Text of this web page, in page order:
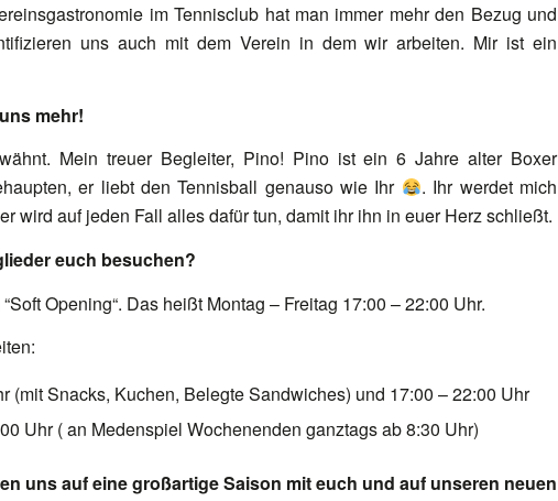
im Tennisclub hat man immer mehr den Bezug und
uns auch mit dem Verein in dem wir arbeiten. Mir ist ein
mehr!
Mein treuer Begleiter, Pino! Pino ist ein 6 Jahre alter Boxer
er liebt den Tennisball genauso wie Ihr
. Ihr werdet mich
wird auf jeden Fall alles dafür tun, damit ihr ihn in euer Herz schließt.
euch besuchen?
Opening“. Das heißt Montag – Freitag 17:00 – 22:00 Uhr.
(mit Snacks, Kuchen, Belegte Sandwiches) und 17:00 – 22:00 Uhr
Uhr ( an Medenspiel Wochenenden ganztags ab 8:30 Uhr)
uns auf eine großartige Saison mit euch und auf unseren neuen